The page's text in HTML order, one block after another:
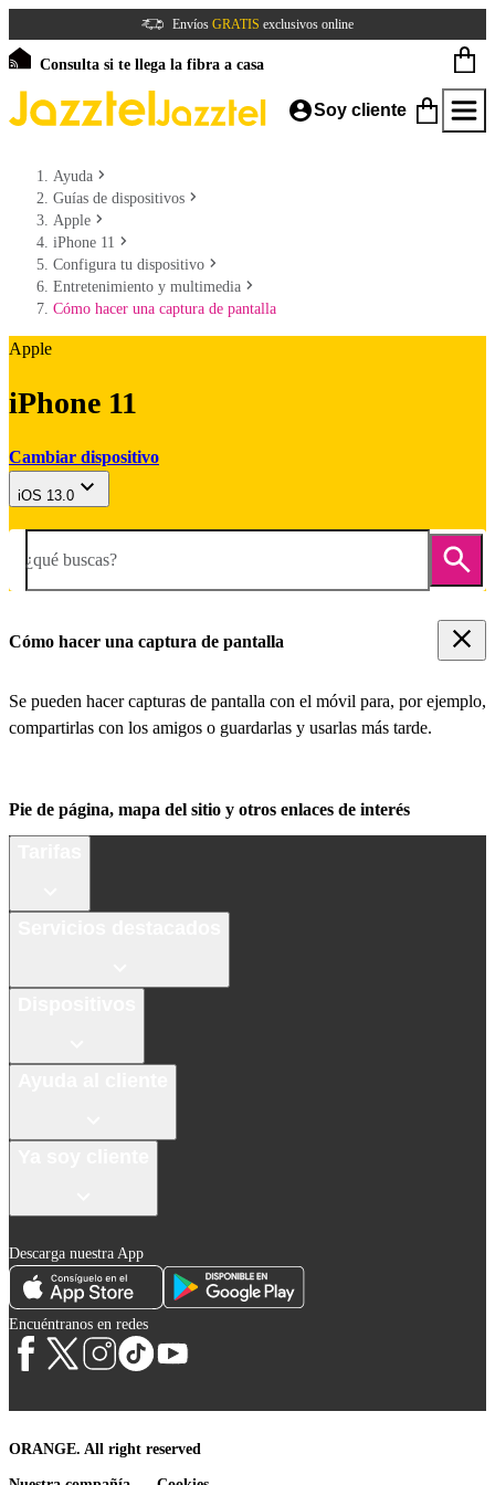
Envíos GRATIS exclusivos online
Consulta si te llega la fibra a casa
Soy cliente
Ayuda
Guías de dispositivos
Apple
iPhone 11
Configura tu dispositivo
Entretenimiento y multimedia
Cómo hacer una captura de pantalla
Apple
iPhone 11
Cambiar dispositivo
iOS 13.0
¿qué buscas?
Cómo hacer una captura de pantalla
Se pueden hacer capturas de pantalla con el móvil para, por ejemplo,
compartirlas con los amigos o guardarlas y usarlas más tarde.
Pie de página, mapa del sitio y otros enlaces de interés
Descarga nuestra App
Encuéntranos en redes
ORANGE. All right reserved